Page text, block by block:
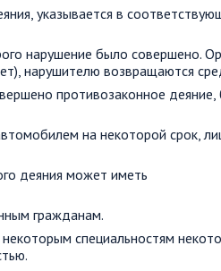
указывается в
нарушение было совершено.
нарушителю возвращаются
противозаконное деяние,
на некоторой срок,
деяния может иметь
гражданам.
специальностям